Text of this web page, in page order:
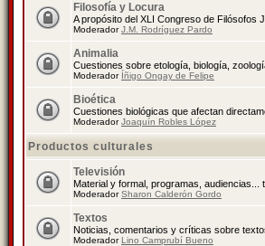
Filosofía y Locura
A propósito del XLI Congreso de Filósofos
ModeradorJ.M. Rodríguez Pardo
Animalia
Cuestiones sobre etología, biología,
Moderador Íñigo Ongay de Felipe
Bioética
Cuestiones biológicas que afectan
ModeradorJoaquín Robles López
Productos culturales
Televisión
Material y formal, programas,
ModeradorSharon Calderón Gordo
Textos
Noticias, comentarios y críticas sobre
ModeradorLino Camprubí Bueno